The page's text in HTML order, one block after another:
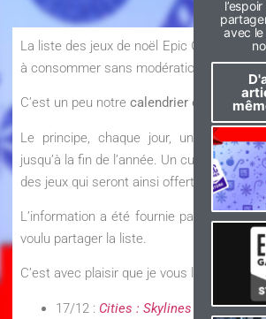
La liste des jeux de noël Epic Games, en
à consommer sans modération en
C’est un peu notre calendrier de l’avant
Le principe, chaque jour, un nouveau
jusqu’à la fin de l’année. Un curieux a
des jeux qui seront ainsi offert chaque
L’information a été fournie par un
voulu partager la liste.
C’est avec plaisir que je vous la partage à
17/12 : Cities : Skylines
avec